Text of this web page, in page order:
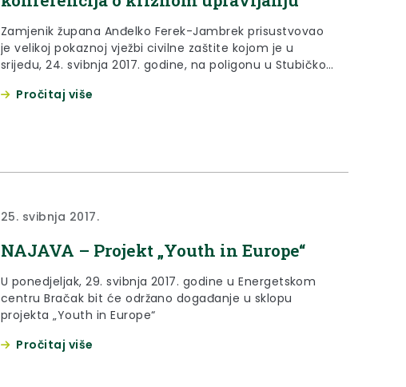
Zamjenik župana Anđelko Ferek-Jambrek prisustvovao
je velikoj pokaznoj vježbi civilne zaštite kojom je u
srijedu, 24. svibnja 2017. godine, na poligonu u Stubičkoj
kriznog upravljanja.
Pročitaj više
25. svibnja 2017.
NAJAVA – Projekt „Youth in Europe“
U ponedjeljak, 29. svibnja 2017. godine u Energetskom
centru Bračak bit će održano događanje u sklopu
projekta „Youth in Europe“
Pročitaj više